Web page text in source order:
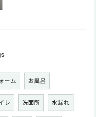
ーム お風呂
レ 洗面所 水漏れ